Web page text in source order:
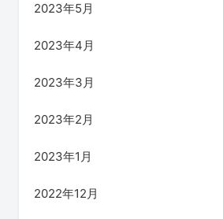
2023年5月
2023年4月
2023年3月
2023年2月
2023年1月
2022年12月